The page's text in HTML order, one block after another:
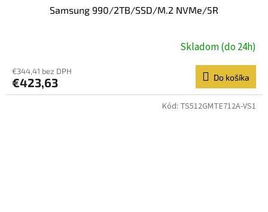
Samsung 990/2TB/SSD/M.2 NVMe/5R
Skladom (do 24h)
€344,41 bez DPH
€423,63 Do košíka
Kód: TS512GMTE712A-VS1